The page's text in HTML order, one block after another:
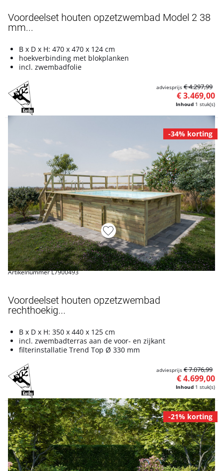
Voordeelset houten opzetzwembad Model 2 38
mm...
B x D x H: 470 x 470 x 124 cm
hoekverbinding met blokplanken
incl. zwembadfolie
Inhoud 1 stuk(s)
€ 3.469,00
adviesprijs € 4.297,99
-34% korting
Artikelnummer L7900493
Voordeelset houten opzetzwembad
rechthoekig...
B x D x H: 350 x 440 x 125 cm
incl. zwembadterras aan de voor- en zijkant
filterinstallatie Trend Top Ø 330 mm
Inhoud 1 stuk(s)
€ 4.699,00
adviesprijs € 7.076,99
-21% korting